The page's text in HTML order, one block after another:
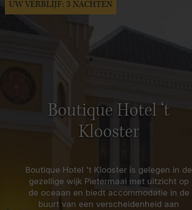
Boutique Hotel ‘t
Klooster
Boutique Hotel 't Klooster is gelegen in de
gezellige wijk Pietermaai met uitzicht op
de oceaan en biedt accommodatie in de
buurt van een verscheidenheid aan
UW VERBLIJF: 3 NACHTEN